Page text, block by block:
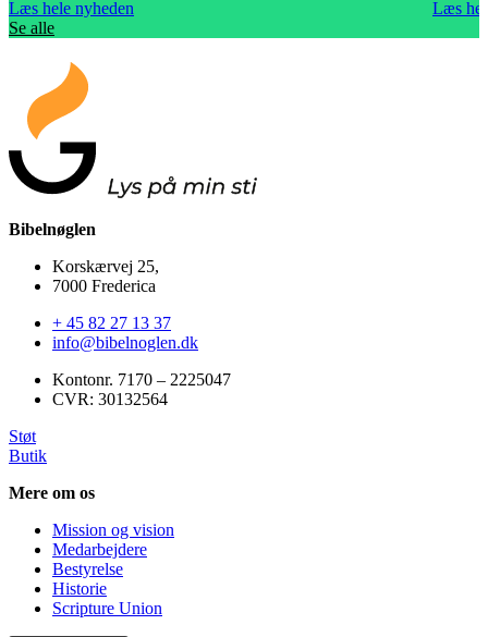
Læs hele nyheden
Læs
Se alle
Bibelnøglen
Korskærvej 25,
7000 Frederica
+ 45 82 27 13 37
info@bibelnoglen.dk
Kontonr. ‍7170 – 2225047
CVR: ‍30132564
Støt
Butik
Mere om os
Mission og vision
Medarbejdere
Bestyrelse
Historie
Scripture Union